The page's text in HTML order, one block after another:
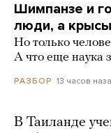
Шимпанзе и
люди, а
Но только
А что еще наука
РАЗБОР 13 часов
В Таиланде